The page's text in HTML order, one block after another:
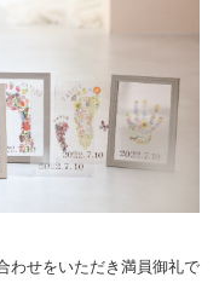
わせをいただき満員御礼で